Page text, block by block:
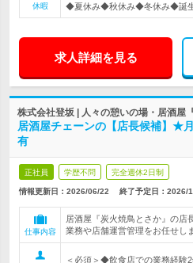
休暇
◆夏休み◆秋休み◆冬休み◆誕
求人詳細を見る
株式会社登坂 | 人々の憩いの場・居酒屋
居酒屋チェーンの【店長候補】★
有
正社員 学歴不問 完全週休2日制
情報更新日：2026/06/22 終了予定日： 2026/
仕事内容
居酒屋『炭火焼鳥とさか』の店
業務や店舗運営管理をお任せし
＜必須＞◆飲食店での業務経験